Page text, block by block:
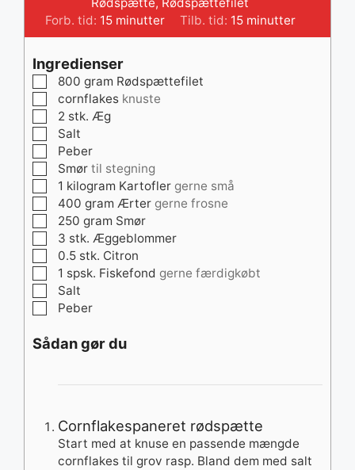
Forb. tid: 15minutter
minutter Tilb. tid: 15minutter
minutter
Ingredienser
▢
800 gram Rødspættefilet
▢
cornflakes knuste
▢
2 stk. Æg
▢
Salt
▢
Peber
▢
Smør til stegning
▢1 kilogram Kartofler gerne små
▢
400 gram Ærter gerne frosne
▢
250 gram Smør
▢
3 stk. Æggeblommer
▢
0.5 stk. Citron
▢1 spsk. Fiskefond gerne færdigkøbt
▢
Salt
▢
Peber
Sådan gør du
Cornflakespaneret rødspætte
Start med at knuse en passende mængde
cornflakes til grov rasp. Bland dem med salt